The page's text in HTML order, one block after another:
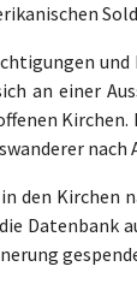
an einer
Kirchen.
Kirchen
Datenbank